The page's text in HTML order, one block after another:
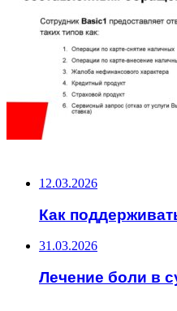
12.03.2026
Как
31.03.2026
Лечение боли в